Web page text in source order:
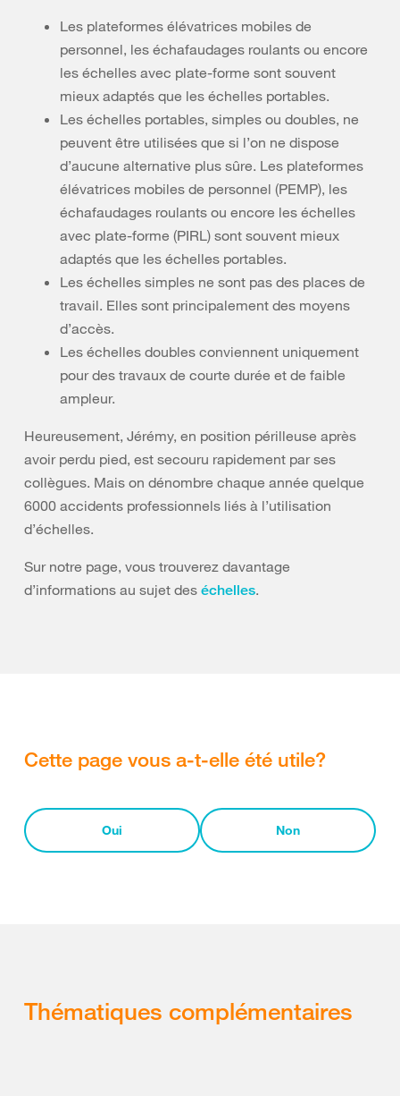
Les plateformes élévatrices mobiles de
personnel, les échafaudages roulants ou encore
les échelles avec plate-forme sont souvent
mieux adaptés que les échelles portables.
Les échelles portables, simples ou doubles, ne
peuvent être utilisées que si l’on ne dispose
d’aucune alternative plus sûre. Les plateformes
élévatrices mobiles de personnel (PEMP), les
échafaudages roulants ou encore les échelles
avec plate-forme (PIRL) sont souvent mieux
adaptés que les échelles portables.
Les échelles simples ne sont pas des places de
travail. Elles sont principalement des moyens
d’accès.
Les échelles doubles conviennent uniquement
pour des travaux de courte durée et de faible
ampleur.
Heureusement, Jérémy, en position périlleuse après
avoir perdu pied, est secouru rapidement par ses
collègues. Mais on dénombre chaque année quelque
6000 accidents professionnels liés à l’utilisation
d’échelles.
Sur notre page, vous trouverez davantage
d’informations au sujet des échelles.
Cette page vous a-t-elle été utile?
Oui Non
Thématiques complémentaires